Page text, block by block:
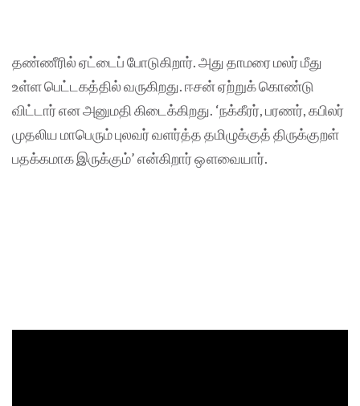
தண்ணீரில் ஏட்டைப் போடுகிறார். அது தாமரை மலர் மீது
உள்ள பெட்டகத்தில் வருகிறது. ஈசன் ஏற்றுக் கொண்டு
விட்டார் என அனுமதி கிடைக்கிறது. ‘நக்கீரர், பரணர், கபிலர்
முதலிய மாபெரும் புலவர் வளர்த்த தமிழுக்குத் திருக்குறள்
பதக்கமாக இருக்கும்’ என்கிறார் ஔவையார்.